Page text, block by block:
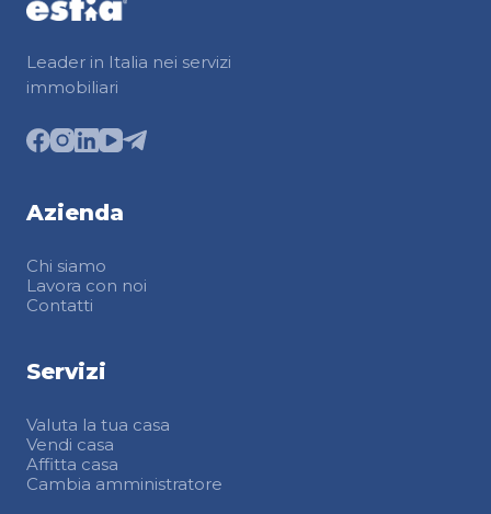
Leader in Italia nei servizi
immobiliari
Azienda
Chi siamo
Lavora con noi
Contatti
Servizi
Valuta la tua casa
Vendi casa
Affitta casa
Cambia amministratore